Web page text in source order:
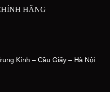
HÃNG
Kính – Cầu Giấy – Hà Nội